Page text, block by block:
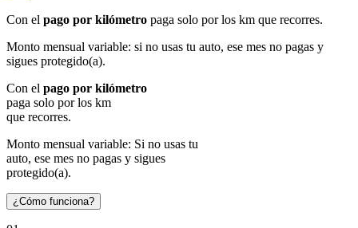
Con el pago por kilómetro paga solo por los km que recorres.
Monto mensual variable: si no usas tu auto, ese mes no pagas y
sigues protegido(a).
Con el pago por kilómetro
paga solo por los km
que recorres.
Monto mensual variable: Si no usas tu
auto, ese mes no pagas y sigues
protegido(a).
¿Cómo funciona?